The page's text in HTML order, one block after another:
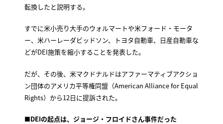
転換したと説明する。
すでに米小売り大手のウォルマートや米フォード・モータ
ー、米ハーレーダビッドソン、トヨタ自動車、日産自動車な
どがDEI施策を縮小することを発表した。
だが、その後、米マクドナルドはアファーマティブアクショ
ン団体のアメリカ平等権同盟（American Alliance for Equal
Rights）から12日に提訴された。
■DEIの起点は、ジョージ・フロイドさん事件だった